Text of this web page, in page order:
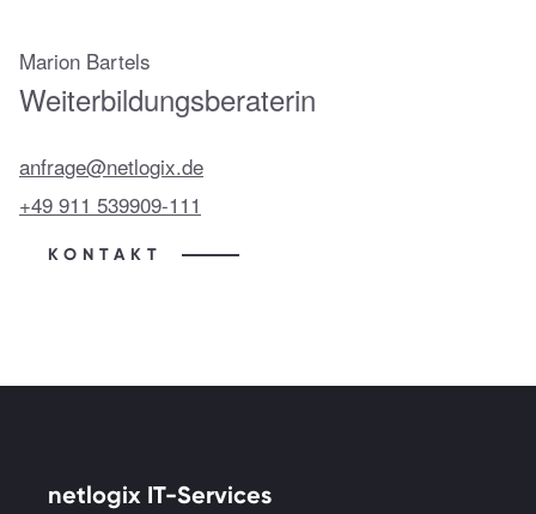
Marion Bartels
Weiterbildungs­beraterin
anfrage@netlogix.de
+49 911 539909-111
KONTAKT
netlogix IT-Services